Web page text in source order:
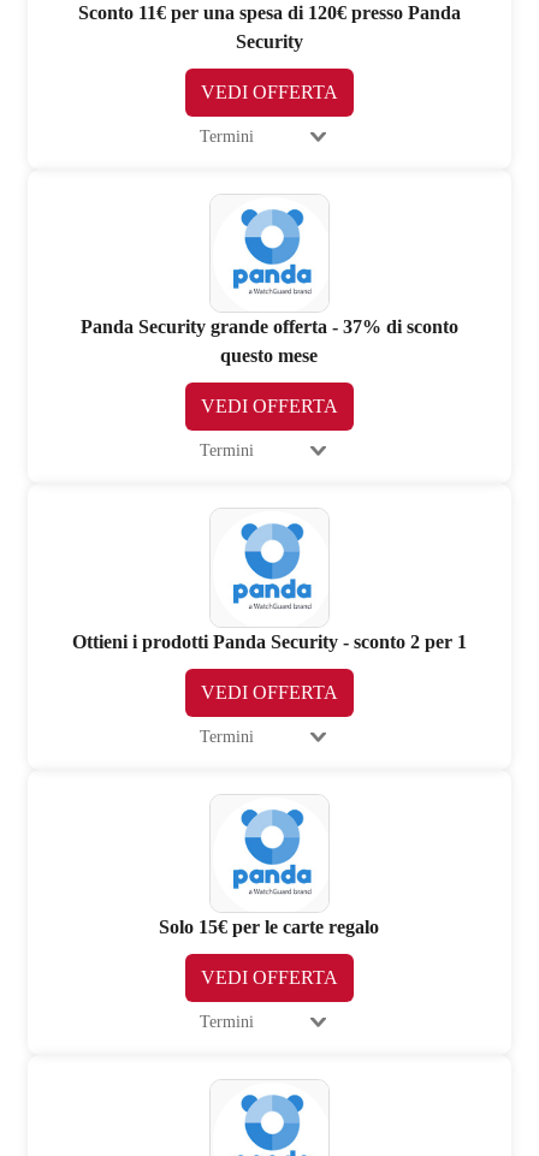
Sconto 11€ per una spesa di 120€ presso Panda
Security
VEDI OFFERTA
Termini
Panda Security grande offerta - 37% di sconto
questo mese
VEDI OFFERTA
Termini
Ottieni i prodotti Panda Security - sconto 2 per 1
VEDI OFFERTA
Termini
Solo 15€ per le carte regalo
VEDI OFFERTA
Termini